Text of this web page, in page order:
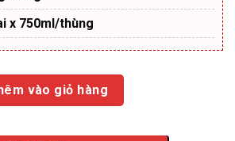
x 750ml/thùng
vào giỏ hàng